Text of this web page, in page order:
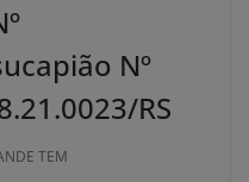
Nº
RS
TEM